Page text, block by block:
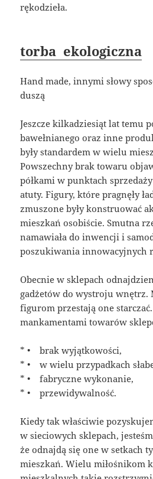
rękodzieła.
torba ekologiczna
Hand made, innymi słowy
duszą
Jeszcze kilkadziesiąt lat temu
bawełnianego oraz inne
były standardem w wielu
Powszechny brak towaru
półkami w punktach
atuty. Figury, które pragnęły
zmuszone były konstruować
mieszkań osobiście. Smutna
namawiała do inwencji i
poszukiwania innowacyjnych
Obecnie w sklepach
gadżetów do wystroju wnętrz.
figurom przestają one
mankamentami towarów
* • brak wyjątkowości,
* • w wielu przypadkach
* • fabryczne wykonanie,
* • przewidywalność.
Kiedy tak właściwie
w sieciowych sklepach,
że odnajdą się one w setkach
mieszkań. Wielu miłośnikom